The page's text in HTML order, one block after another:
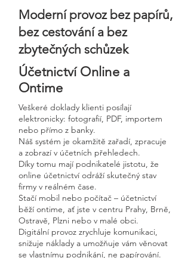
Moderní provoz bez papírů,
bez cestování a bez
zbytečných schůzek
Účetnictví Online a
Ontime
Veškeré doklady klienti posílají
elektronicky: fotografií, PDF, importem
nebo přímo z banky.
Náš systém je okamžitě zařadí, zpracuje
a zobrazí v účetních přehledech.
Díky tomu mají podnikatelé jistotu, že
online účetnictví odráží skutečný stav
firmy v reálném čase.
Stačí mobil nebo počítač – účetnictví
běží ontime, ať jste v centru Prahy, Brně,
Ostravě, Plzni nebo v malé obci.
Digitální provoz zrychluje komunikaci,
snižuje náklady a umožňuje vám věnovat
se vlastnímu podnikání, ne papírování.